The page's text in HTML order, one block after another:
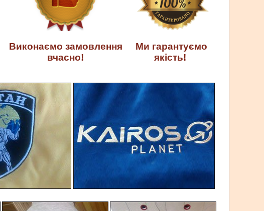
Виконаємо замовлення
вчасно!
Ми гарантуємо
якість!